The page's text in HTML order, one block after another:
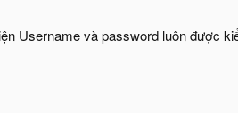
Username và password luôn được